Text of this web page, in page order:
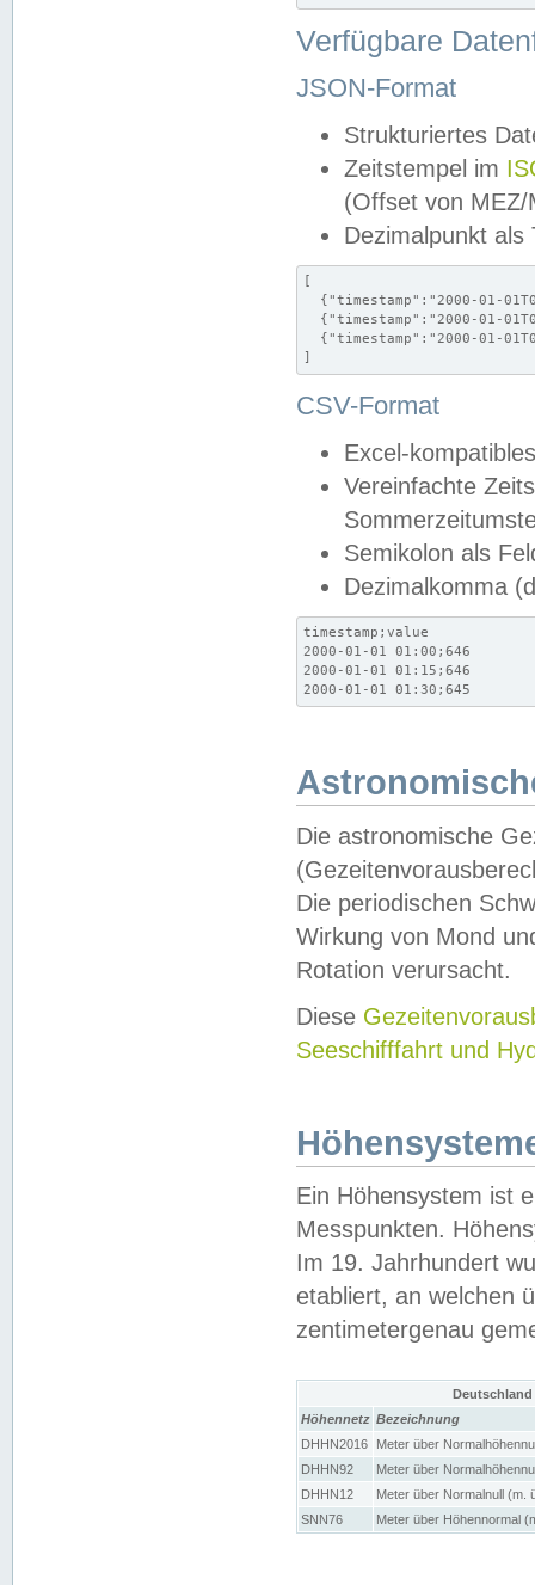
Verfügbare
JSON-Format
Strukturiertes
Zeitstempel im
(Offset von MEZ/
Dezimalpunkt als
[
{"timestamp":"2000-01-
{"timestamp":"2000-01-
{"timestamp":"2000-01-
]
CSV-Format
Excel-
Vereinfachte
Semikolon als
Dezimalkomma
timestamp;value
2000-01-01 01:00;646
2000-01-01 01:15;646
2000-01-01 01:30;645
Die astronomische
Die periodischen
Wirkung von Mond
Rotation verursacht.
Diese
Seeschifffahrt und
Ein Höhensystem ist
Messpunkten.
Im 19. Jahrhundert
etabliert, an welchen
zentimetergenau
Höhennetz Bezeichnung
DHHN2016
Meter über
DHHN92
Meter über
DHHN12
Meter über Normalnull (m.
SNN76
Meter über Höhennormal